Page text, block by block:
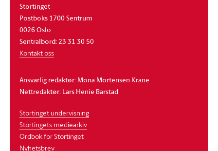
Stortinget
Postboks 1700 Sentrum
0026 Oslo
Sentralbord: 23 31 30 50
Kontakt oss
Ansvarlig redaktør: Mona Mortensen Krane
Nettredaktør: Lars Henie Barstad
Stortinget undervisning
Stortingets mediearkiv
Ordbok for Stortinget
Nyhetsbrev